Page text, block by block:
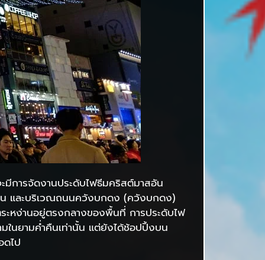
การจัดงานประดับไฟธีมคริสต์มาสอัน
น และบริเวณถนนควังบกดง (ควังบกดง)
หง่านอยู่ตรงกลางของพื้นที่ การประดับไฟ
ในยามค่ำคืนเท่านั้น แต่ยังได้ช้อปปิ้งบน
ไป